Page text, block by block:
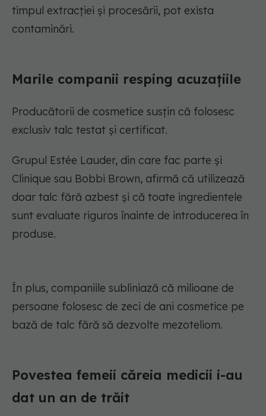
timpul extracției și procesării, pot exista
contaminări.
Marile companii resping acuzațiile
Producătorii de cosmetice susțin că folosesc
exclusiv talc testat și certificat.
Grupul Estée Lauder, din care fac parte și
Clinique sau Bobbi Brown, afirmă că utilizează
doar talc fără azbest și că toate ingredientele
sunt evaluate riguros înainte de introducerea în
produse.
În plus, companiile subliniază că milioane de
persoane folosesc de zeci de ani cosmetice pe
bază de talc fără să dezvolte mezoteliom.
Povestea femeii căreia medicii i-au
dat un an de trăit